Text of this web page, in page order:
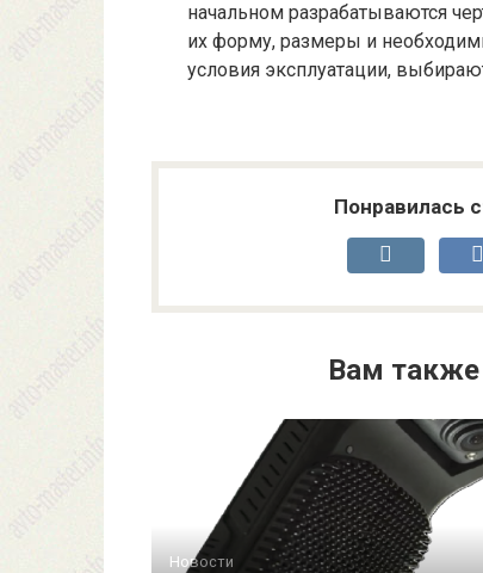
начальном разрабатываются
их форму, размеры и
условия эксплуатации,
Понравилась
Вам
Новости